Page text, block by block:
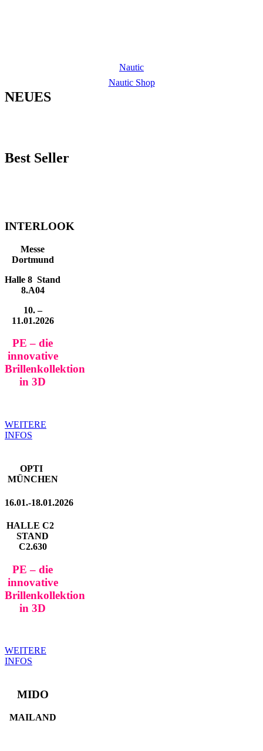
Nautic
Nautic Shop
NEUES
Best Seller
INTERLOOK
Messe
Dortmund
Halle 8 Stand
8.A04
10. –
11.01.2026
PE – die
innovative
Brillenkollektion
in 3D
WEITERE
INFOS
OPTI
MÜNCHEN
16.01.-18.01.2026
HALLE C2
STAND
C2.630
PE – die
innovative
Brillenkollektion
in 3D
WEITERE
INFOS
MIDO
MAILAND